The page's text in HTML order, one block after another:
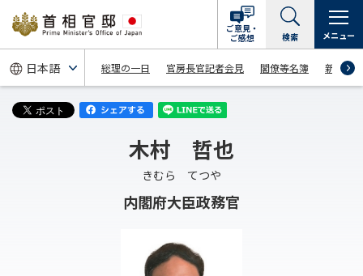
総理の一日 官房長官記者会見 閣僚等名簿 新着情報
ご意見・
ご感想
検索 メニュー
木村 哲也
きむら てつや
内閣府大臣政務官